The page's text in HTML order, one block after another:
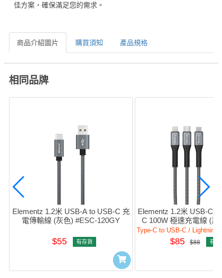
佳方案，確保滿足您的需求。
商品介紹圖片 購買須知 產品規格
相同品牌
Elementz 1.2米 USB-A to USB-C 充
電傳輸線 (灰色) #ESC-120GY
$55 有存貨
Elementz 1.2米 USB-C
C 100W 極速充電線 (黑
120bK
$85 $88 有存